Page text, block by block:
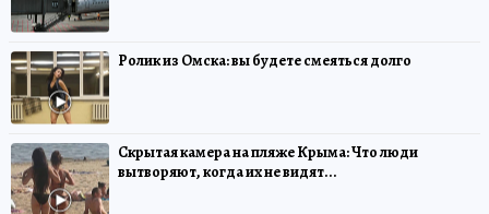
Ролик из Омска: вы будете смеяться долго
Скрытая камера на пляже Крыма: Что люди
вытворяют, когда их не видят...